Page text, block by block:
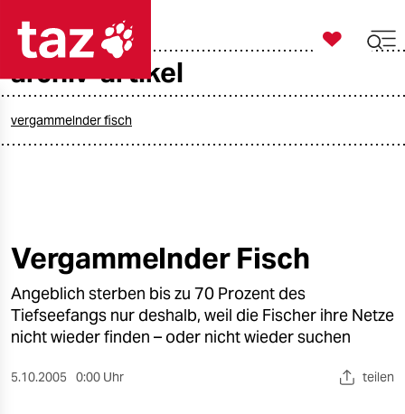
öko
gesellschaft
kultur
sport

taz zahl ich
archiv-artikel
vergammelnder fisch
Vergammelnder Fisch
Angeblich sterben bis zu 70 Prozent des
Tiefseefangs nur deshalb, weil die Fischer ihre Netze
nicht wieder finden – oder nicht wieder suchen
5.10.2005 0:00 Uhr teilen